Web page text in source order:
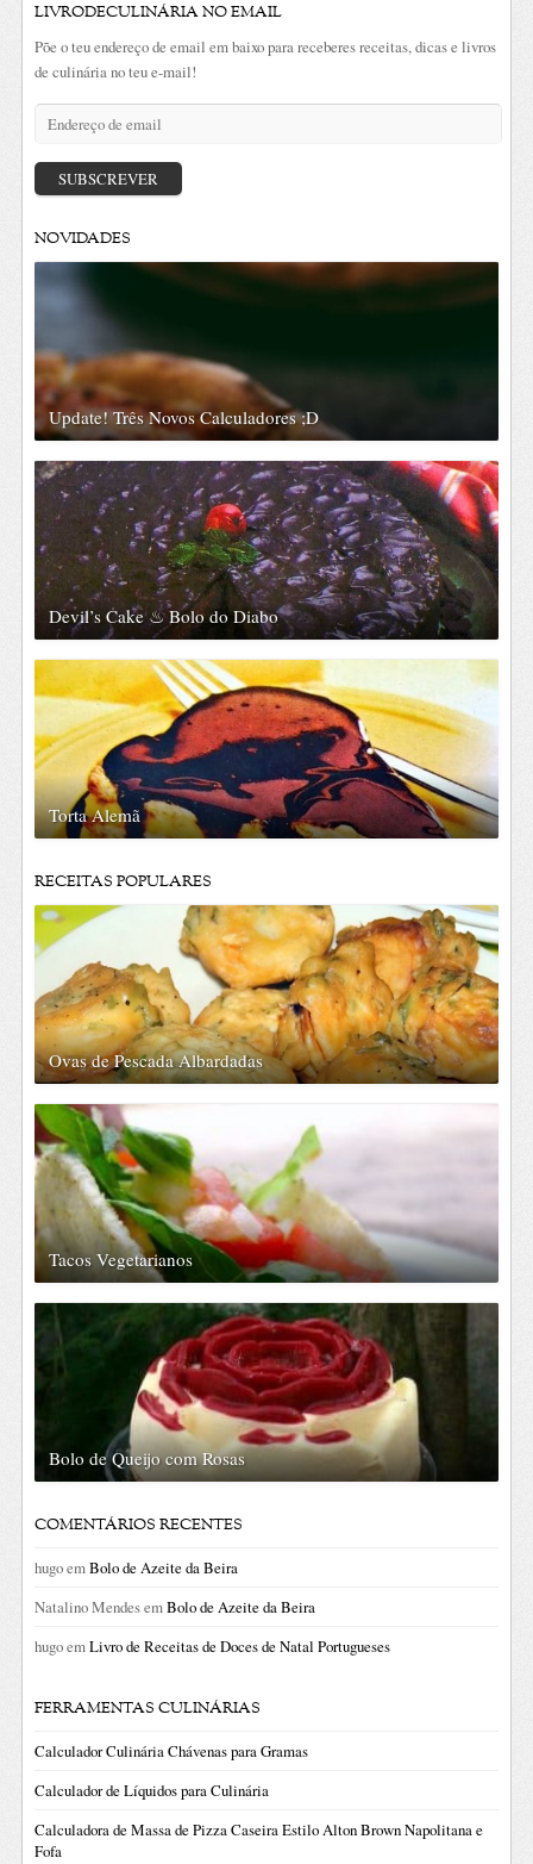
LIVRODECULINÁRIA NO EMAIL
Põe o teu endereço de email em baixo para receberes receitas, dicas e livros
de culinária no teu e-mail!
Endereço
email
SUBSCREVER
NOVIDADES
Update! Três Novos Calculadores ;D
Devil’s Cake ♨ Bolo do Diabo
Torta Alemã
RECEITAS POPULARES
Ovas de Pescada Albardadas
Tacos Vegetarianos
Bolo de Queijo com Rosas
COMENTÁRIOS RECENTES
hugoemBolo de Azeite da Beira
Natalino MendesemBolo de Azeite da Beira
hugoemLivro de Receitas de Doces de Natal Portugueses
FERRAMENTAS CULINÁRIAS
Calculador Culinária Chávenas para Gramas
Calculador de Líquidos para Culinária
Calculadora de Massa de Pizza Caseira Estilo Alton Brown Napolitana e
Fofa